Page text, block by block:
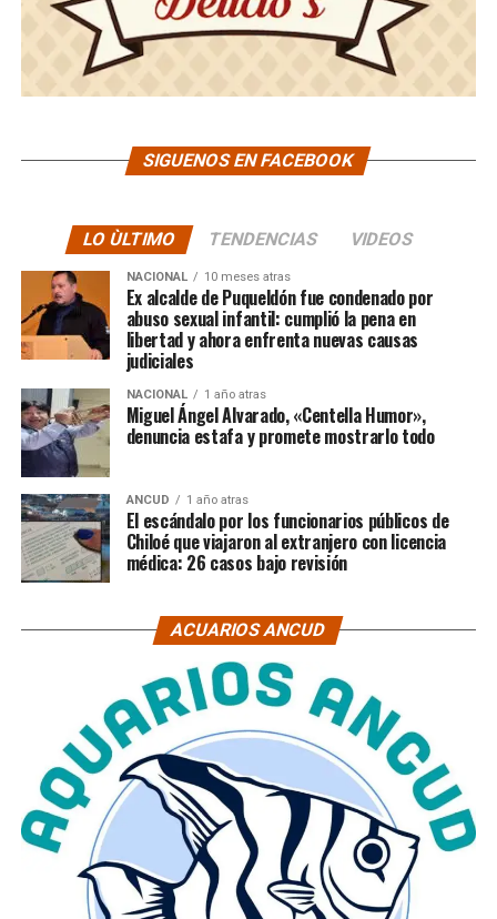
SIGUENOS EN FACEBOOK
LO ÙLTIMO TENDENCIAS VIDEOS
NACIONAL 10 meses atras
Ex alcalde de Puqueldón fue condenado por
abuso sexual infantil: cumplió la pena en
libertad y ahora enfrenta nuevas causas
judiciales
NACIONAL 1 año atras
Miguel Ángel Alvarado, «Centella Humor»,
denuncia estafa y promete mostrarlo todo
ANCUD 1 año atras
El escándalo por los funcionarios públicos de
Chiloé que viajaron al extranjero con licencia
médica: 26 casos bajo revisión
ACUARIOS ANCUD